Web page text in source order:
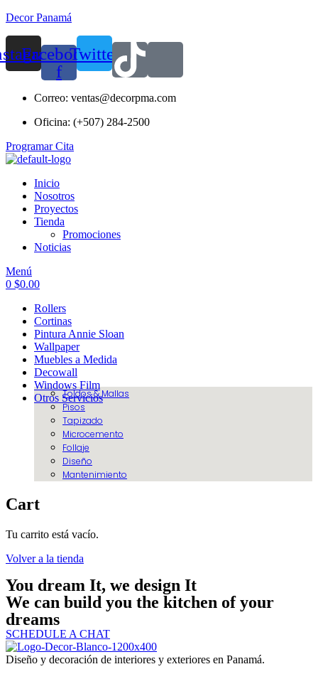
Decor Panamá
Facebook-
f
Twitter
Correo: ventas@decorpma.com
Oficina: (+507) 284-2500
Programar Cita
Inicio
Nosotros
Proyectos
Tienda
Promociones
Noticias
Menú
0 $0.00
Rollers
Cortinas
Pintura Annie Sloan
Wallpaper
Muebles a Medida
Decowall
Windows Film
Otros Servicios
Toldos & Mallas
Pisos
Tapizado
Microcemento
Follaje
Diseño
Mantenimiento
Cart
Tu carrito está vacío.
Volver a la tienda
You dream It, we design It
We can build you the kitchen of your
dreams
SCHEDULE A CHAT
Diseño y decoración de interiores y exteriores en Panamá.